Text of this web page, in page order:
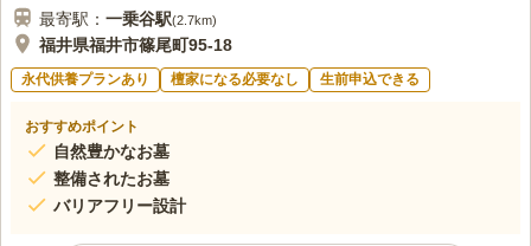
最寄駅： 一乗谷駅(2.7km)
福井県福井市篠尾町95-18
永代供養プランあり 檀家になる必要なし 生前申込できる
おすすめポイント
自然豊かなお墓
整備されたお墓
バリアフリー設計